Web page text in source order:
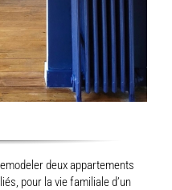
deux appartements
pour la vie familiale d’un